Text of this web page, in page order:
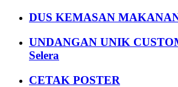
DUS KEMASAN
UNDANGAN UNIK
Selera
CETAK POSTER